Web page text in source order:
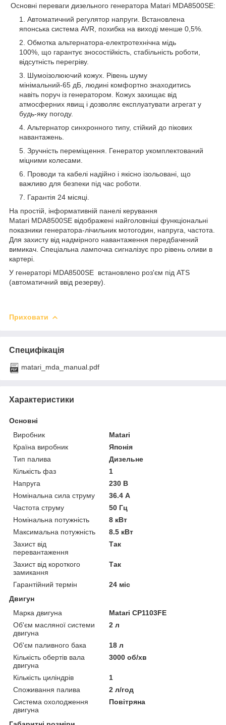
Основні переваги дизельного генератора Matari MDA8500SE:
Автоматичний регулятор напруги. Встановлена
японська система AVR, похибка на виході менше 0,5%.
Обмотка альтернатора-електротехнічна мідь
100%, що гарантує зносостійкість, стабільність роботи,
відсутність перегріву.
Шумоізолюючий кожух. Рівень шуму
мінімальний-65 дБ, людині комфортно знаходитись
навіть поруч із генератором. Кожух захищає від
атмосферних явищ і дозволяє експлуатувати агрегат у
будь-яку погоду.
Альтернатор синхронного типу, стійкий до пікових
навантажень.
Зручність переміщення. Генератор укомплектований
міцними колесами.
Проводи та кабелі надійно і якісно ізольовані, що
важливо для безпеки під час роботи.
Гарантія 24 місяці.
На простій, інформативній панелі керування
Matari MDA8500SE відображені найголовніші функціональні
показники генератора-лічильник мотогодин, напруга, частота.
Для захисту від надмірного навантаження передбачений
вимикач. Спеціальна лампочка сигналізує про рівень оливи в
картері.
У генераторі MDA8500SE встановлено роз'єм під ATS
(автоматичний ввід резерву).
Приховати
Специфікація
matari_mda_manual.pdf
Характеристики
Основні
Виробник
Matari
Країна виробник
Японія
Тип палива
Дизельне
Кількість фаз
1
Напруга
230 В
Номінальна сила струму
36.4 А
Частота струму
50 Гц
Номінальна потужність
8 кВт
Максимальна потужність
8.5 кВт
Захист від
перевантаження
Так
Захист від короткого
замикання
Так
Гарантійний термін
24 міс
Двигун
Марка двигуна
Matari CP1103FE
Об'єм масляної системи
двигуна
2 л
Об'єм паливного бака
18 л
Кількість обертів вала
двигуна
3000 об/хв
Кількість циліндрів
1
Споживання палива
2 л/год
Система охолодження
двигуна
Повітряна